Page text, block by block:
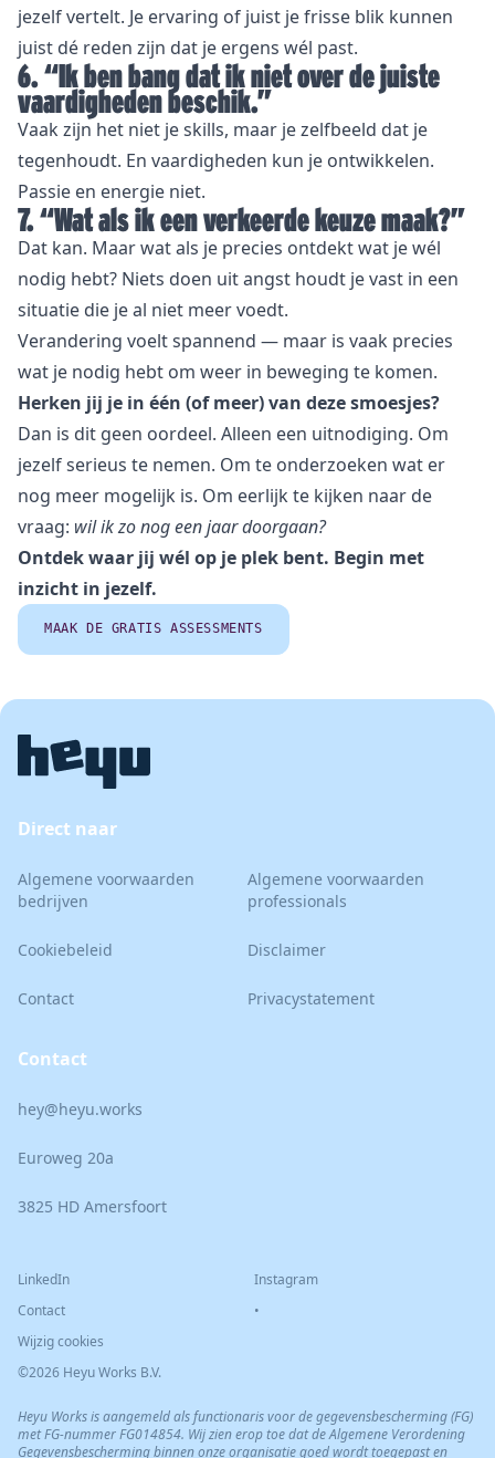
jezelf vertelt. Je ervaring of juist je frisse blik kunnen
juist dé reden zijn dat je ergens wél past.
6. “Ik ben bang dat ik niet over de juiste
vaardigheden beschik.”
Vaak zijn het niet je skills, maar je zelfbeeld dat je
tegenhoudt. En vaardigheden kun je ontwikkelen.
Passie en energie niet.
7. “Wat als ik een verkeerde keuze maak?”
Dat kan. Maar wat als je precies ontdekt wat je wél
nodig hebt? Niets doen uit angst houdt je vast in een
situatie die je al niet meer voedt.
Verandering voelt spannend — maar is vaak precies
wat je nodig hebt om weer in beweging te komen.
Herken jij je in één (of meer) van deze smoesjes?
Dan is dit geen oordeel. Alleen een uitnodiging. Om
jezelf serieus te nemen. Om te onderzoeken wat er
nog meer mogelijk is. Om eerlijk te kijken naar de
vraag: wil ik zo nog een jaar doorgaan?
Ontdek waar jij wél op je plek bent. Begin met
inzicht in jezelf.
MAAK DE GRATIS ASSESSMENTS
Direct naar
Algemene voorwaarden
bedrijven
Algemene voorwaarden
professionals
Cookiebeleid Disclaimer
Contact Privacystatement
Contact
hey@heyu.works
Euroweg 20a
3825 HD Amersfoort
©2026 Heyu Works B.V.
LinkedIn
Instagram
Contact
•
Wijzig cookies
Heyu Works is aangemeld als functionaris voor de gegevensbescherming (FG)
met FG-nummer FG014854. Wij zien erop toe dat de Algemene Verordening
Gegevensbescherming binnen onze organisatie goed wordt toegepast en